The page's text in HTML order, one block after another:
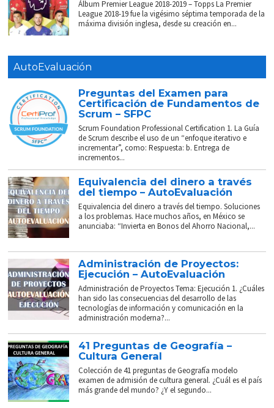
Álbum Premier League 2018-2019 – Topps La Premier
League 2018-19 fue la vigésimo séptima temporada de la
máxima división inglesa, desde su creación en...
AutoEvaluación
Preguntas del Examen para
Certificación de Fundamentos de
Scrum – SFPC
Scrum Foundation Professional Certification 1. La Guía
de Scrum describe el uso de un “enfoque iterativo e
incrementar”, como: Respuesta: b. Entrega de
incrementos...
Equivalencia del dinero a través
del tiempo – AutoEvaluación
Equivalencia del dinero a través del tiempo. Soluciones
a los problemas. Hace muchos años, en México se
anunciaba: “Invierta en Bonos del Ahorro Nacional,...
Administración de Proyectos:
Ejecución – AutoEvaluación
Administración de Proyectos Tema: Ejecución 1. ¿Cuáles
han sido las consecuencias del desarrollo de las
tecnologías de información y comunicación en la
administración moderna?...
41 Preguntas de Geografía –
Cultura General
Colección de 41 preguntas de Geografía modelo
examen de admisión de cultura general. ¿Cuál es el país
más grande del mundo? ¿Y el segundo...